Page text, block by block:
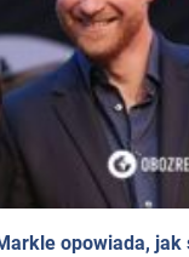
opowiada, jak